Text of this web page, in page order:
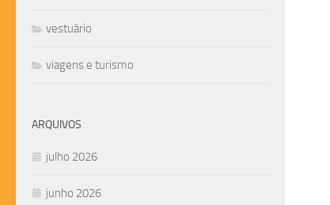
vestuário
viagens e turismo
ARQUIVOS
julho 2026
junho 2026